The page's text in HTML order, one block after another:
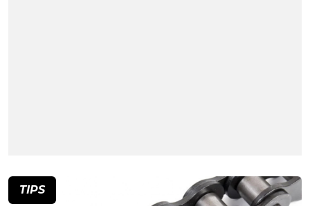
TIPS